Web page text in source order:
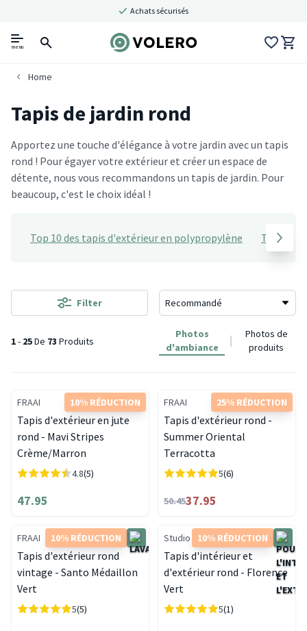
Achats sécurisés
menu
Home
Tapis de jardin rond
Apportez une touche d'élégance à votre jardin avec un tapis
rond ! Pour égayer votre extérieur et créer un espace de
détente, nous vous recommandons un tapis de jardin. Pour
beaucoup, c'est le choix idéal !
Top 10 des tapis d'extérieur en polypropylène Tapis de
1- 25De 73 Produits
Filter
Photos
d'ambiance
Photos de
produits
10% RÉDUCTION
FRAAI
Tapis d'extérieur en jute
rond - Mavi Stripes
Crème/Marron
4.8(5)
47.95
25% RÉDUCTION
FRAAI
Tapis d'extérieur rond -
Summer Oriental
Terracotta
5(6)
50.4537.95
10% RÉDUCTION
FRAAI
Tapis d'extérieur rond
vintage - Santo Médaillon
Vert
5(5)
10% RÉDUCTION
Studio Clarice
Tapis d'intérieur et
d'extérieur rond - Florence
Vert
5(1)